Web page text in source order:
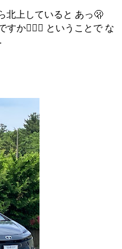
北上していると あっ🫢
すか🫪🫪🫪 ということで な